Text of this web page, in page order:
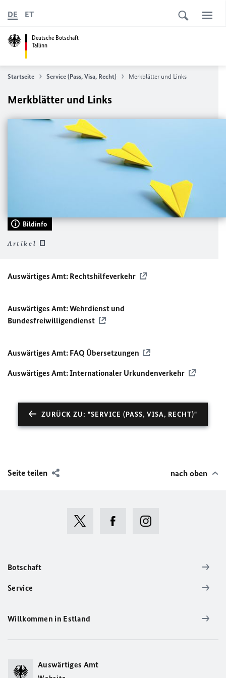
Deutsche Botschaft
Tallinn
DE ET
Startseite Service (Pass, Visa, Recht) Merkblätter und Links
Merkblätter und Links
Bildinfo
Artikel
Auswärtiges Amt: Rechtshilfeverkehr
Auswärtiges Amt: Wehrdienst und
Bundesfreiwilligendienst
Auswärtiges Amt: FAQ Übersetzungen
Auswärtiges Amt: Internationaler Urkundenverkehr
ZURÜCK ZU: "SERVICE (PASS, VISA, RECHT)"
Seite teilen nach oben
Botschaft
Service
Willkommen in Estland
Auswärtiges Amt